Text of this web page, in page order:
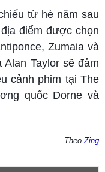
từ hè năm sau
điểm được chọn
Zumaia và
Taylor sẽ đảm
cảnh phim tại The
quốc Dorne và
TheoZing